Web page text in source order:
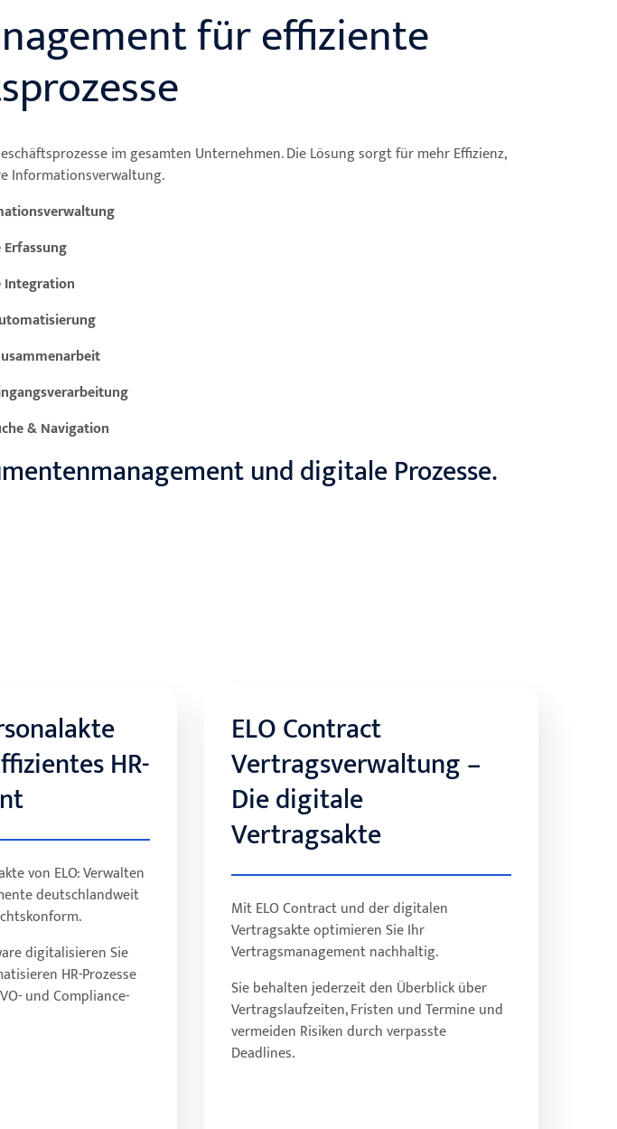
für effiziente
im gesamten Unternehmen. Die Lösung sorgt für mehr Effizienz,
Informationsverwaltung.
Integration
& Navigation
und digitale Prozesse.
HR-
von ELO: Verwalten
deutschlandweit
digitalisieren Sie
HR-Prozesse
und Compliance-
HR-
steigern die
und reduzieren
Personalwesen.
ortsunabhängig
zu – ideal für
mobiles Arbeiten.
werden
ELO Contract
Vertragsverwaltung –
Die digitale
Vertragsakte
Mit ELO Contract und der digitalen
Vertragsakte optimieren Sie Ihr
Vertragsmanagement nachhaltig.
Sie behalten jederzeit den Überblick über
Vertragslaufzeiten, Fristen und Termine und
vermeiden Risiken durch verpasste
Deadlines.
ELO Contract
Vertragsverwaltung –
Vertragsakte
Automatisierte Workflows steigern die
Produktivität und reduzieren manuelle
Aufwände sowie Prozesskosten.
Greifen Sie ortsunabhängig auf
Vertragsdaten zu – ideal für modernes
Arbeiten im Büro, Homeoffice oder
unterwegs.